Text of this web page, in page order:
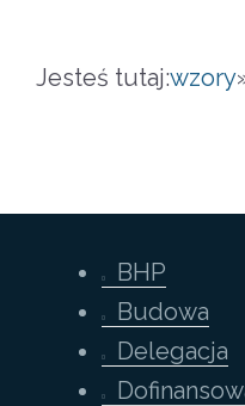
Jesteś tutaj:wzory
BHP
Budowa
Delegacja